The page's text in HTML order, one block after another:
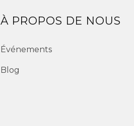
À PROPOS DE NOUS
Événements
Blog